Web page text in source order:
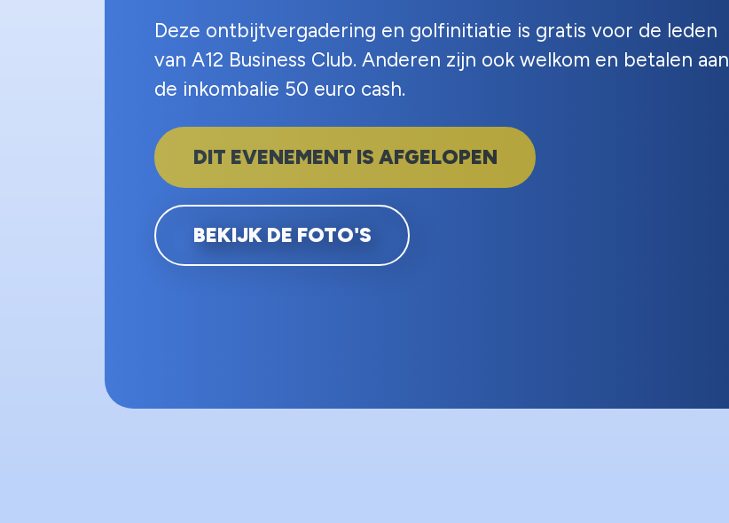
Deze ontbijtvergadering en golfinitiatie is gratis voor de leden
van A12 Business Club. Anderen zijn ook welkom en betalen aan
de inkombalie 50 euro cash.
DIT EVENEMENT IS AFGELOPEN
BEKIJK DE FOTO'S